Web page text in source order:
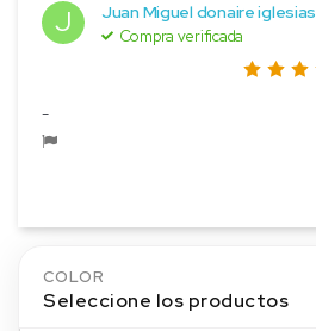
J Juan Miguel donaire iglesias
Compra verificada
-
COLOR
Seleccione los productos